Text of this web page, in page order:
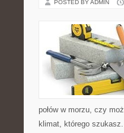
POSTED BY ADMIN
połów w morzu, czy
klimat, którego